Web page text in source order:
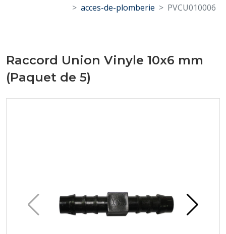
acces-de-plomberie
PVCU010006
Raccord Union Vinyle 10x6 mm
(Paquet de 5)